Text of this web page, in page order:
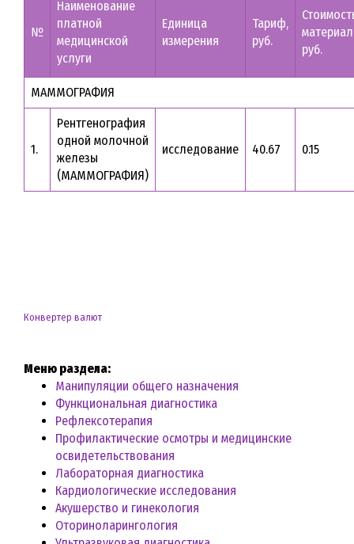
№
Наименование
платной
медицинской
услуги
Единица
измерения
Тариф,
руб.
руб.
МАММОГРАФИЯ
1.
Рентгенография
одной молочной
железы
(МАММОГРАФИЯ)
исследование 40.67 0.15
Конвертер валют
Меню раздела:
Манипуляции общего назначения
Функциональная диагностика
Рефлексотерапия
Профилактические осмотры и медицинские
освидетельствования
Лабораторная диагностика
Кардиологические исследования
Акушерство и гинекология
Оториноларингология